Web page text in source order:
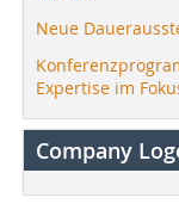
Neue
Expertise im
Company